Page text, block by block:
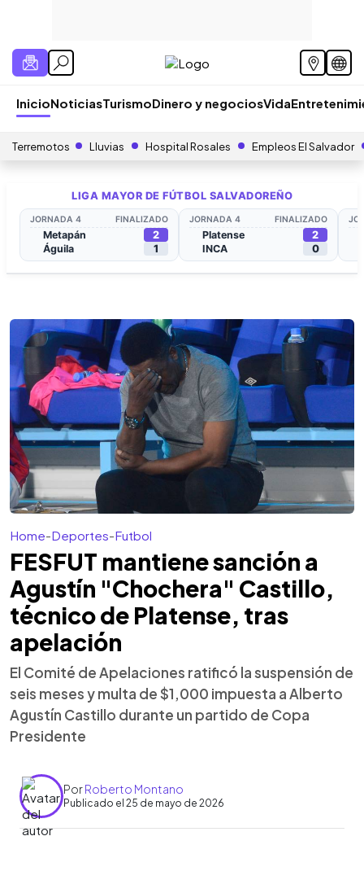
InicioNoticiasTurismoDinero y negociosVida
Terremotos Lluvias Hospital Rosales Empleos El Salvador
Home-Deportes-Futbol
FESFUT mantiene sanción a
Agustín "Chochera" Castillo,
técnico de Platense, tras
apelación
El Comité de Apelaciones ratificó la suspensión de
seis meses y multa de $1,000 impuesta a Alberto
Agustín Castillo durante un partido de Copa
Presidente
PorRoberto Montano
Publicado el 25 de mayo de 2026